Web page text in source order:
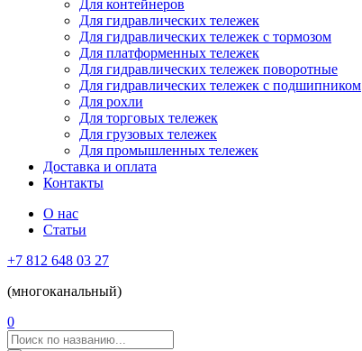
Для контейнеров
Для гидравлических тележек
Для гидравлических тележек с тормозом
Для платформенных тележек
Для гидравлических тележек поворотные
Для гидравлических тележек с подшипником
Для рохли
Для торговых тележек
Для грузовых тележек
Для промышленных тележек
Доставка и оплата
Контакты
О нас
Статьи
+7 812 648 03 27
(многоканальный)
0